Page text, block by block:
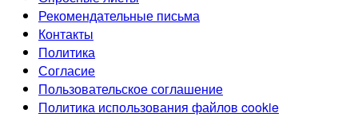
Рекомендательные письма
Контакты
Политика
Согласие
Пользовательское соглашение
Политика использования файлов cookie